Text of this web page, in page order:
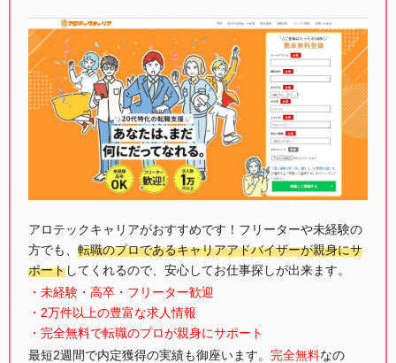
アロテックキャリアがおすすめです！フリーターや未経験の
方でも、 転職のプロであるキャリアアドバイザーが親身にサ
ポートしてくれるので、安心してお仕事探しが出来ます。
・未経験・高卒・フリーター歓迎
・2万件以上の豊富な求人情報
・完全無料で転職のプロが親身にサポート
最短2週間で内定獲得の実績も御座います。 完全無料なの